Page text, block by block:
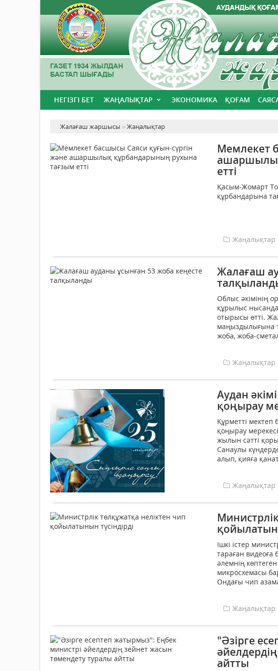
НЕГІЗГІ БЕТ ЖАҢАЛЫҚТАР ЭКОНОМИКА ҚОҒАМ
Жалағаш жаршысы »Жаңалықтар
Мемлекет
етті
Қасым-Жомарт
құрбандарына
Жаңалықтар
Жалағаш
Облыс әкімінің
құрылыс
отырысы өтті.
маңыздылығына
жоба, жоба-
Жаңалықтар
Аудан
қоңырау
Құрметті мектеп
қоңырау
жылын сәтті
Санаулы
алып, қияға
Жаңалықтар
Ішкі істер
тараған видеоға
әлемнің
микросхемасы
Ондағы чип
Жаңалықтар
"Әзірге
айтты